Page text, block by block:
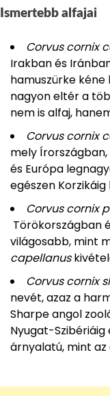
Ismertebb alfajai
Corvus cornix
Irakban és
hamuszürke
nagyon eltér a
nem is alfaj,
Corvus cornix
mely
és Európa
egészen
Corvus cornix
Törökországban
világosabb, mint
capellanus
Corvus cornix
nevét, azaz a
Sharpe angol
Nyugat-
árnyalatú, mint az